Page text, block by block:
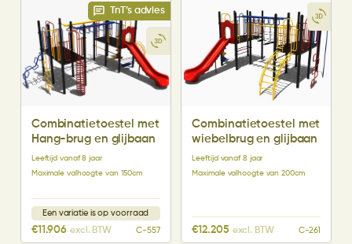
TnT’s advies
Combinatietoestel met
Hang-brug en glijbaan
Leeftijd vanaf 8 jaar
Maximale valhoogte van 150cm
Een variatie is op voorraad
€11.906 excl. BTW C-557
Combinatietoestel met
wiebelbrug en glijbaan
Leeftijd vanaf 8 jaar
Maximale valhoogte van 200cm
€12.205 excl. BTW C-261